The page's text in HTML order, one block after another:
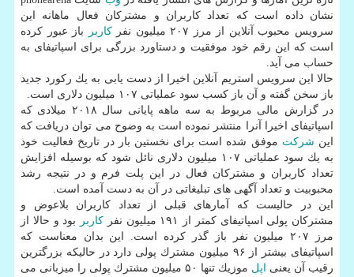
نشان داده است كه تعداد كاربران و مشتركان فعال ماهانه این
سرویس محبوب آنلاین از مرز ۲۰۷ میلیون نفر
كاربر
باز عبور كرده
است كه این رقم خود موفقیت و دستاورد بزرگی برای اسپاتیفای به
حساب می آید.
حالا این سرویس استریم آنلاین اخیرا از دست یابی به یك ركورد جدید
باز سخن گفته و آن باز كسب سود عملیاتی ۱۰۷ میلیون دلاری است.
در گزارش مالی مربوط به سه ماهه پایانی سال ۲۰۱۸ میلادی كه
اسپاتیفای اخیرا آنرا منتشر نموده است به وضوح می توان دریافت كه
این شركت موفق شده است برای نخستین بار در تاریخ فعالیت خود
به یك سود عملیاتی ۱۰۷ میلیون دلاری نائل شود كه بوسیله افزایش
تعداد كاربران و مشتركان فعال در این پلت فرم و در نتیجه رشد
محبوبیت و تعداد آگهی های تبلیغاتی در آن به دست آمده است.
این در حالیست كه آمارهای قبلی از تعداد كاربران بلاعوض و
مشتركان پولی اسپاتیفای كمتر از ۱۹۱ میلیون نفر
كاربر
بود و حالا از
مرز ۲۰۷ میلیون نفر باز گذر كرده است. این بدان معناست كه
اسپاتیفای بیشتر از ۹۶ میلیون مشترك پولی دارد در حالیكه بزرگترین
رقیب آن یعنی
اپل
موزیك تنها ۵۰ میلیون مشترك پولی را میزبانی می